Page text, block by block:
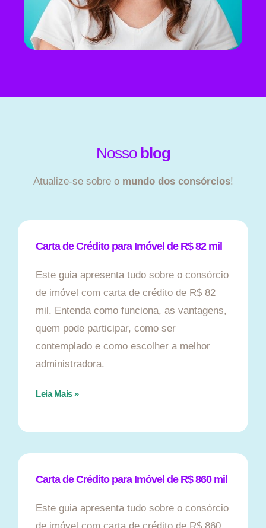
Nosso blog
Atualize-se sobre o mundo dos consórcios!
Carta de Crédito para Imóvel de R$ 82 mil
Este guia apresenta tudo sobre o consórcio
de imóvel com carta de crédito de R$ 82
mil. Entenda como funciona, as vantagens,
quem pode participar, como ser
contemplado e como escolher a melhor
administradora.
Leia Mais »
Carta de Crédito para Imóvel de R$ 860 mil
Este guia apresenta tudo sobre o consórcio